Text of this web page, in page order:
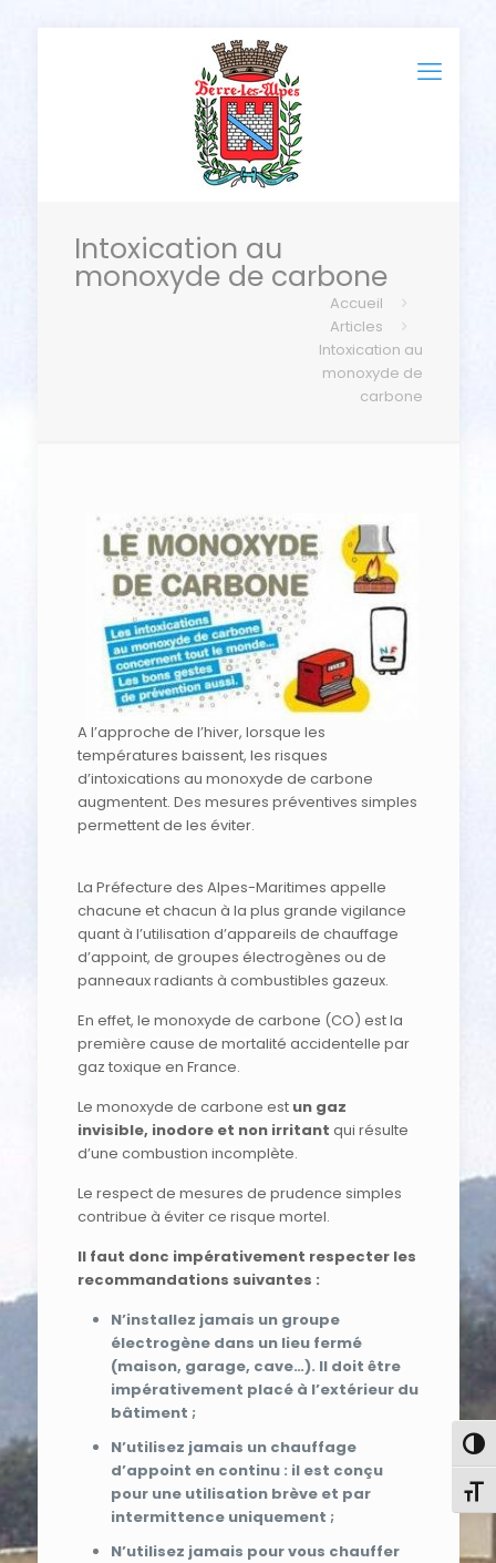
Intoxication au
monoxyde de carbone
Accueil
Articles
Intoxication au
monoxyde de
carbone
A l’approche de l’hiver, lorsque les
températures baissent, les risques
d’intoxications au monoxyde de carbone
augmentent. Des mesures préventives simples
permettent de les éviter.
La Préfecture des Alpes-Maritimes appelle
chacune et chacun à la plus grande vigilance
quant à l’utilisation d’appareils de chauffage
d’appoint, de groupes électrogènes ou de
panneaux radiants à combustibles gazeux.
En effet, le monoxyde de carbone (CO) est la
première cause de mortalité accidentelle par
gaz toxique en France.
Le monoxyde de carbone est un gaz
invisible, inodore et non irritant qui résulte
d’une combustion incomplète.
Le respect de mesures de prudence simples
contribue à éviter ce risque mortel.
Il faut donc impérativement respecter les
recommandations suivantes :
N’installez jamais un groupe
électrogène dans un lieu fermé
(maison, garage, cave…). Il doit être
impérativement placé à l’extérieur du
bâtiment ;
N’utilisez jamais un chauffage
d’appoint en continu : il est conçu
pour une utilisation brève et par
intermittence uniquement ;
N’utilisez jamais pour vous chauffer